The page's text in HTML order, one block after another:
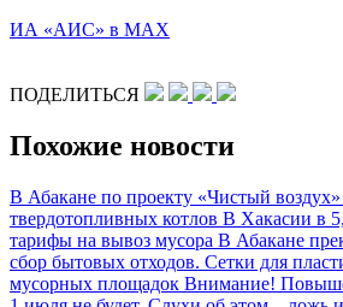
ИА «АИС» в МАХ
ПОДЕЛИТЬСЯ
Похожие новости
В Абакане по проекту «Чистый воздух»
твердотопливных котлов В Хакасии в
тарифы на вывоз мусора В Абакане
сбор бытовых отходов. Сетки для
мусорных площадок Внимание!